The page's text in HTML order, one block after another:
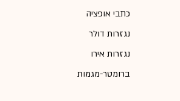
כתבי אופציה
נגזרות דולר
נגזרות אירו
ברומטר-מגמות